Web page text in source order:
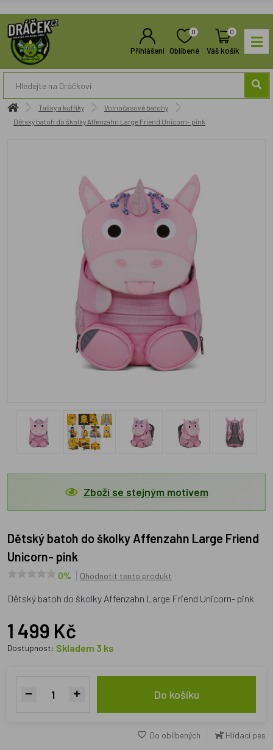
Přihlášení
0
Oblíbené
0
Váš košík
Tašky a kufříky
Volnočasové batohy
Dětský batoh do školky Affenzahn Large Friend Unicorn- pink
Zboží se stejným motivem
Dětský batoh do školky Affenzahn Large Friend
Unicorn- pink
0% Ohodnotit tento produkt
Dětský batoh do školky Affenzahn Large Friend Unicorn- pink
1 499 Kč
Dostupnost: Skladem 3 ks
Do košíku
Do oblíbených Hlídací pes